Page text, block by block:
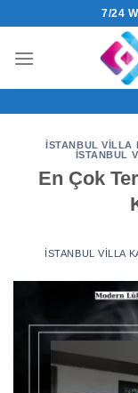
7/24
İSTANBUL VILLA
İSTANBUL
En Çok
İSTANBUL VILLA